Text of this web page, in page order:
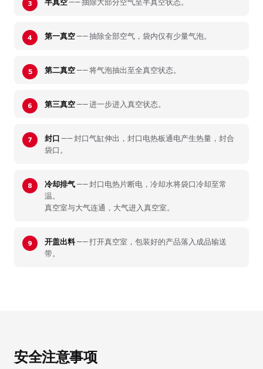
第一真空—— 抽除全部空气，袋内仅有少量气泡。
第二真空—— 将气泡抽出至全真空状态。
第三真空—— 进一步进入真空状态。
封口—— 封口气缸伸出，封口电热板通电产生热量，封合
袋口。
冷却排气—— 封口电热片断电，冷却水将袋口冷却至常
温。
真空室与大气连通，大气进入真空室。
开盖出料—— 打开真空室，包装好的产品落入成品输送
带。
安全注意事项